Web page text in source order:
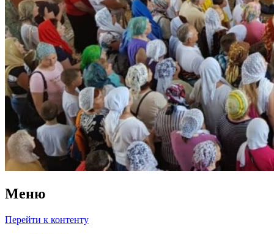
Меню
Перейти к контенту